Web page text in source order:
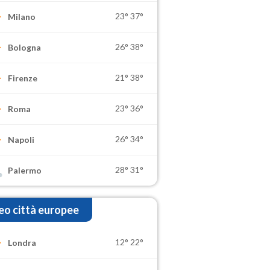
Milano 23° 37°
Bologna 26° 38°
Firenze 21° 38°
Roma 23° 36°
Napoli 26° 34°
Palermo 28° 31°
città europee
Londra 12° 22°